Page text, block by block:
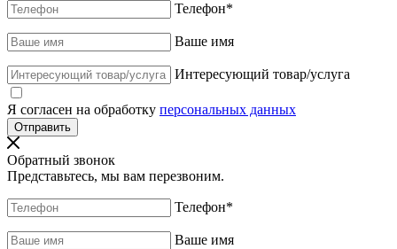
Телефон*
Ваше имя
Интересующий товар/услуга
Я согласен на обработку персональных данных
Обратный звонок
Представьтесь, мы вам перезвоним.
Телефон*
Ваше имя